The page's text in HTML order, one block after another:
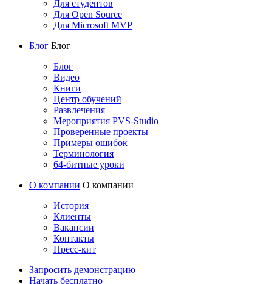
Для студентов
Для Open Source
Для Microsoft MVP
Блог Блог
Блог
Видео
Книги
Центр обучений
Развлечения
Мероприятия PVS-Studio
Проверенные проекты
Примеры ошибок
Терминология
64-битные уроки
О компании О компании
История
Клиенты
Вакансии
Контакты
Пресс-кит
Запросить демонстрацию
Начать бесплатно